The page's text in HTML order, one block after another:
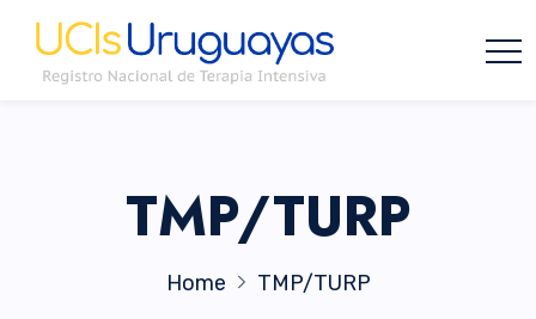
TMP/TURP
Home TMP/TURP